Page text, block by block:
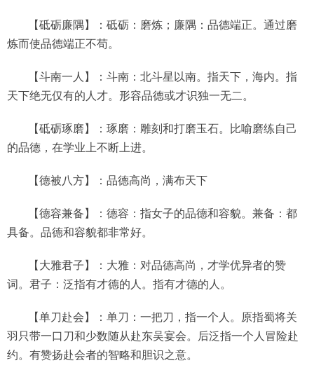
【砥砺廉隅】：砥砺：磨炼；廉隅：品德端正。通过磨
炼而使品德端正不苟。
【斗南一人】：斗南：北斗星以南。指天下，海内。指
天下绝无仅有的人才。形容品德或才识独一无二。
【砥砺琢磨】：琢磨：雕刻和打磨玉石。比喻磨练自己
的品德，在学业上不断上进。
【德被八方】：品德高尚，满布天下
【德容兼备】：德容：指女子的品德和容貌。兼备：都
具备。品德和容貌都非常好。
【大雅君子】：大雅：对品德高尚，才学优异者的赞
词。君子：泛指有才德的人。指有才德的人。
【单刀赴会】：单刀：一把刀，指一个人。原指蜀将关
羽只带一口刀和少数随从赴东吴宴会。后泛指一个人冒险赴
约。有赞扬赴会者的智略和胆识之意。